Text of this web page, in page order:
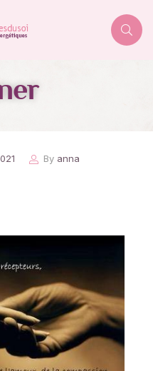
By anna